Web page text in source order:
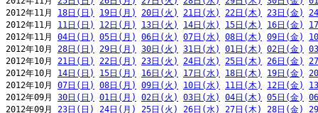
2012年11月 18日(日) 19日(月) 20日(火) 21日(水) 22日(木) 23日(金)
2012年11月 11日(日) 12日(月) 13日(火) 14日(水) 15日(木) 16日(金)
2012年11月 04日(日) 05日(月) 06日(火) 07日(水) 08日(木) 09日(金)
2012年10月 28日(日) 29日(月) 30日(火) 31日(水) 01日(木) 02日(金)
2012年10月 21日(日) 22日(月) 23日(火) 24日(水) 25日(木) 26日(金)
2012年10月 14日(日) 15日(月) 16日(火) 17日(水) 18日(木) 19日(金)
2012年10月 07日(日) 08日(月) 09日(火) 10日(水) 11日(木) 12日(金)
2012年09月 30日(日) 01日(月) 02日(火) 03日(水) 04日(木) 05日(金)
2012年09月 23日(日) 24日(月) 25日(火) 26日(水) 27日(木) 28日(金)